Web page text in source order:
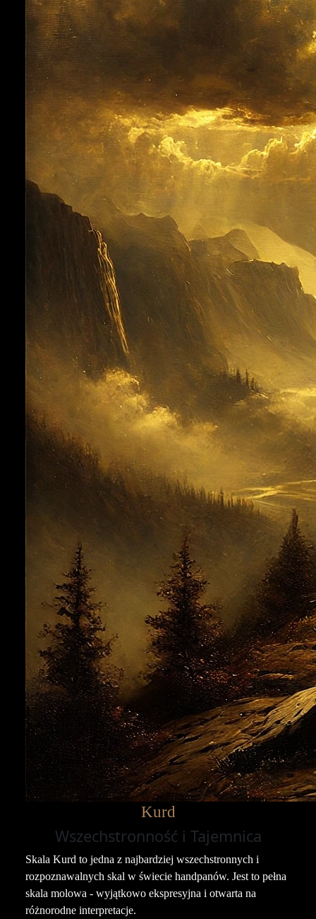
Kurd
Wszechstronność i Tajemnica
Skala Kurd to jedna z najbardziej wszechstronnych i
rozpoznawalnych skal w świecie handpanów. Jest to pełna
skala molowa - wyjątkowo ekspresyjna i otwarta na
różnorodne interpretacje.